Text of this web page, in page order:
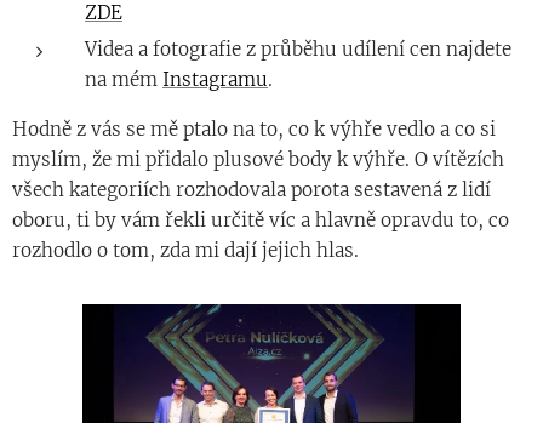
ZDE
Videa a fotografie z průběhu udílení cen najdete
na mém Instagramu.
Hodně z vás se mě ptalo na to, co k výhře vedlo a co si
myslím, že mi přidalo plusové body k výhře. O vítězích
všech kategoriích rozhodovala porota sestavená z lidí
oboru, ti by vám řekli určitě víc a hlavně opravdu to, co
rozhodlo o tom, zda mi dají jejich hlas.